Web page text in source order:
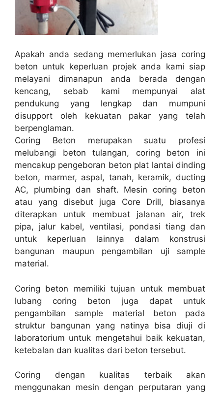
Apakah anda sedang memerlukan jasa coring
beton untuk keperluan projek anda kami siap
melayani dimanapun anda berada dengan
kencang, sebab kami mempunyai alat
pendukung yang lengkap dan mumpuni
disupport oleh kekuatan pakar yang telah
berpenglaman.
Coring Beton merupakan suatu profesi
melubangi beton tulangan, coring beton ini
mencakup pengeboran beton plat lantai dinding
beton, marmer, aspal, tanah, keramik, ducting
AC, plumbing dan shaft. Mesin coring beton
atau yang disebut juga Core Drill, biasanya
diterapkan untuk membuat jalanan air, trek
pipa, jalur kabel, ventilasi, pondasi tiang dan
untuk keperluan lainnya dalam konstrusi
bangunan maupun pengambilan uji sample
material.
Coring beton memiliki tujuan untuk membuat
lubang coring beton juga dapat untuk
pengambilan sample material beton pada
struktur bangunan yang natinya bisa diuji di
laboratorium untuk mengetahui baik kekuatan,
ketebalan dan kualitas dari beton tersebut.
Coring dengan kualitas terbaik akan
menggunakan mesin dengan perputaran yang